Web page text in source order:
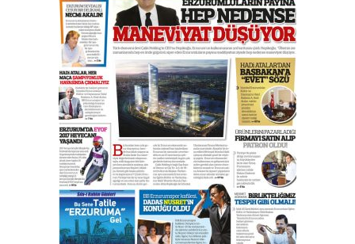
A. Berhan Yılmaz
BİR BÖLÜM DEĞİL, BİR ÖMÜR
SEÇİYORSUNUZ… “NEDEN
ATATÜRK ÜNİVERSİTESİ?”
28 Temmuz 2026 Salı
Ahmet Gökhan YAZICI
Ahmed Yesevi’den bir Alperen…
”Reisimiz” idi… Hakka yürüdü.!
26 Mart 2026 Perşembe
Cem Bakırcı
Ardında bıraktığı hatıralarıyla
gönül adamı Faruk Terzioğlu!
13 Mayıs 2026 Çarşamba
Esat BİNDESEN